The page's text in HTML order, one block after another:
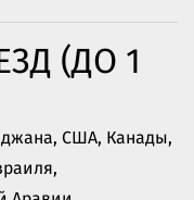
(ДО 1
США, Канады,